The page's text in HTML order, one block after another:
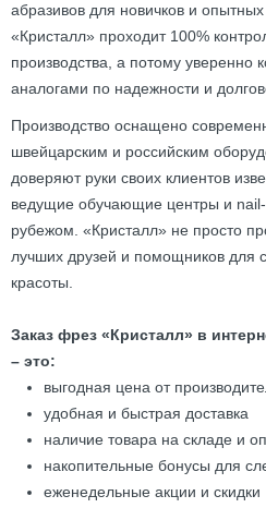
абразивов для новичков и
«Кристалл» проходит 100%
производства, а потому уверенно
аналогами по надежности и
Производство оснащено
швейцарским и российским
доверяют руки своих клиентов
ведущие обучающие центры и nail-
рубежом. «Кристалл» не просто
лучших друзей и помощников для
красоты.
Заказ фрез «Кристалл» в
– это:
выгодная цена от
удобная и быстрая доставка
наличие товара на складе и
накопительные бонусы для
еженедельные акции и скидки